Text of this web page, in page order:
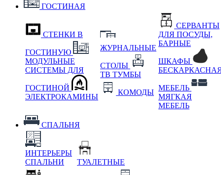
ГОСТИНАЯ
СТЕНКИ В
ГОСТИНУЮ
МОДУЛЬНЫЕ
СИСТЕМЫ ДЛЯ
ГОСТИНОЙ
ЭЛЕКТРОКАМИНЫ
ЖУРНАЛЬНЫЕ
СТОЛЫ
ТВ ТУМБЫ
КОМОДЫ
СЕРВАНТЫ
ДЛЯ ПОСУДЫ,
БАРНЫЕ
ШКАФЫ
МЕБЕЛЬ
МЯГКАЯ
МЕБЕЛЬ
СПАЛЬНЯ
ИНТЕРЬЕРЫ
СПАЛЬНИ
ТУАЛЕТНЫЕ